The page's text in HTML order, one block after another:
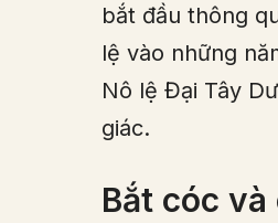
bắt đầu thông
lệ vào những
Nô lệ Đại Tây
giác.
Bắt cóc